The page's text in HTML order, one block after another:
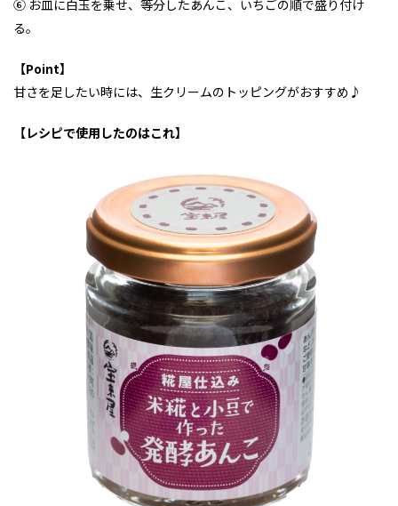
⑥ お皿に白玉を乗せ、等分したあんこ、いちごの順で盛り付け
る。
【Point】
甘さを足したい時には、生クリームのトッピングがおすすめ♪
【レシピで使用したのはこれ】